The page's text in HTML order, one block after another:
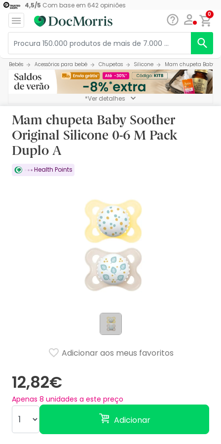
4,5/5 Com base em 642opiniões
0
Bebés Acessórios para bebé Chupetas Silicone Mam chupeta Baby
*Ver detalhes
Mam chupeta Baby Soother
Original Silicone 0-6 M Pack
Duplo A
Health Points
12,82€
Apenas 8 unidades a este preço
Adicionar
Adicionar aos meus favoritos